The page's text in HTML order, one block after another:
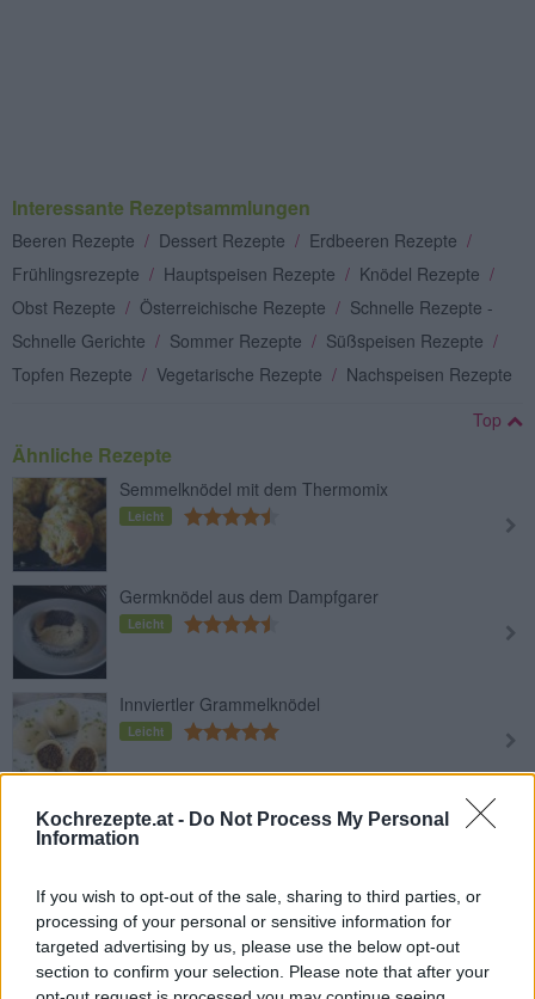
Kochrezepte.at - Do Not Process My Personal
Information
If you wish to opt-out of the sale, sharing to third parties, or
processing of your personal or sensitive information for
targeted advertising by us, please use the below opt-out
section to confirm your selection. Please note that after your
Interessante Rezeptsammlungen
Beeren Rezepte / Dessert Rezepte / Erdbeeren Rezepte /
Frühlingsrezepte / Hauptspeisen Rezepte / Knödel Rezepte /
Obst Rezepte / Österreichische Rezepte / Schnelle Rezepte -
Schnelle Gerichte / Sommer Rezepte / Süßspeisen Rezepte /
Topfen Rezepte / Vegetarische Rezepte / Nachspeisen Rezepte
Top
Ähnliche Rezepte
Semmelknödel mit dem Thermomix
Leicht
Germknödel aus dem Dampfgarer
Leicht
Innviertler Grammelknödel
Leicht
Semmelknödel aus dem Ofen
Leicht
Spinat-Ricotta-Knödel in Salbeibutter
Leicht